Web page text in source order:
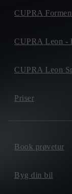
CUPRA
CUPRA Leon -
CUPRA Leon
Priser
Book prøvetur
Byg din bil